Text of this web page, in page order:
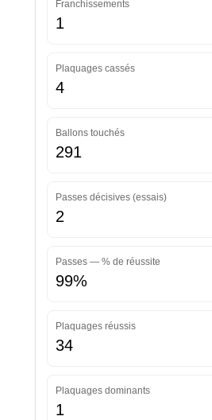
Franchissements
1
Plaquages cassés
4
Ballons touchés
291
Passes décisives (essais)
2
Passes — % de réussite
99%
Plaquages réussis
34
Plaquages dominants
1